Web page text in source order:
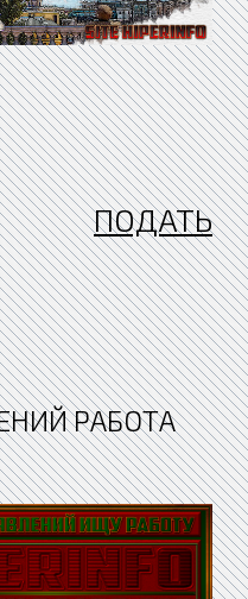
ПОДАТЬ
РАБОТА